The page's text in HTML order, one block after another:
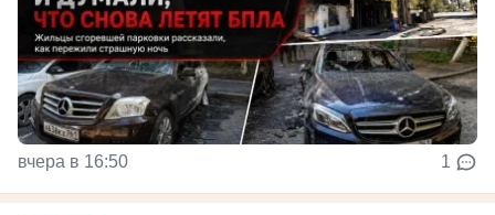
вчера в 16:50 1